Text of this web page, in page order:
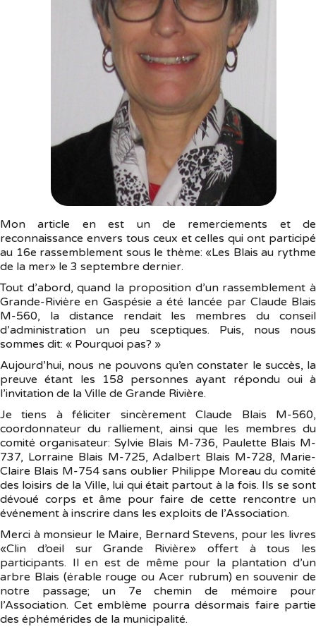
Mon article en est un de remerciements et de
reconnaissance envers tous ceux et celles qui ont participé
au 16e rassemblement sous le thème: «Les Blais au rythme
de la mer» le 3 septembre dernier.
Tout d’abord, quand la proposition d’un rassemblement à
Grande-Rivière en Gaspésie a été lancée par Claude Blais
M-560, la distance rendait les membres du conseil
d’administration un peu sceptiques. Puis, nous nous
sommes dit: « Pourquoi pas? »
Aujourd’hui, nous ne pouvons qu’en constater le succès, la
preuve étant les 158 personnes ayant répondu oui à
l’invitation de la Ville de Grande Rivière.
Je tiens à féliciter sincèrement Claude Blais M-560,
coordonnateur du ralliement, ainsi que les membres du
comité organisateur: Sylvie Blais M-736, Paulette Blais M-
737, Lorraine Blais M-725, Adalbert Blais M-728, Marie-
Claire Blais M-754 sans oublier Philippe Moreau du comité
des loisirs de la Ville, lui qui était partout à la fois. Ils se sont
dévoué corps et âme pour faire de cette rencontre un
événement à inscrire dans les exploits de l’Association.
Merci à monsieur le Maire, Bernard Stevens, pour les livres
«Clin d’oeil sur Grande Rivière» offert à tous les
participants. Il en est de même pour la plantation d’un
arbre Blais (érable rouge ou Acer rubrum) en souvenir de
notre passage; un 7e chemin de mémoire pour
l’Association. Cet emblème pourra désormais faire partie
des éphémérides de la municipalité.